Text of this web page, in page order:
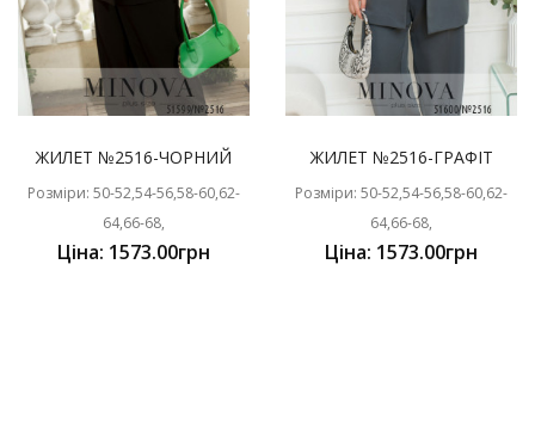
ЖИЛЕТ №2516-ЧОРНИЙ
Розміри: 50-52,54-56,58-60,62-
64,66-68,
Ціна: 1573.00грн
ЖИЛЕТ №2516-ГРАФІТ
Розміри: 50-52,54-56,58-60,62-
64,66-68,
Ціна: 1573.00грн